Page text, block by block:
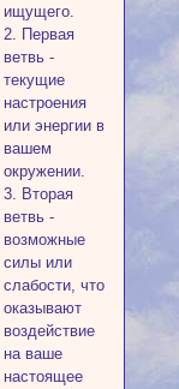
ищущего.
2. Первая
ветвь -
текущие
настроения
или энергии в
вашем
окружении.
3. Вторая
ветвь -
возможные
силы или
слабости, что
оказывают
воздействие
на ваше
настоящее